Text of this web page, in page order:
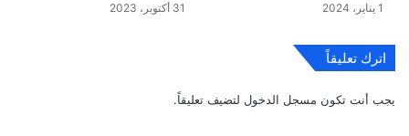
1 يناير، 2024 31 أكتوبر، 2023
اترك تعليقاً
يجب أنت تكون مسجل الدخول لتضيف تعليقاً.